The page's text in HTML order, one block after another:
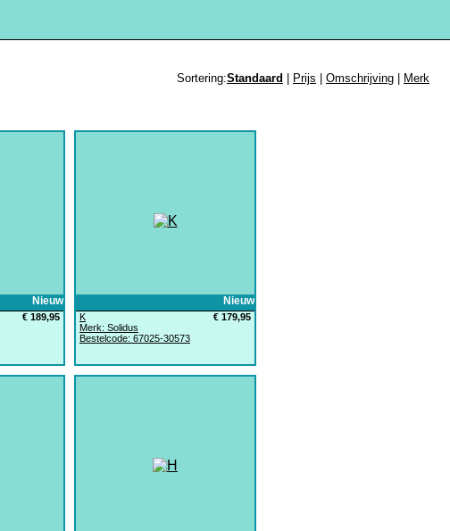
Sortering:Standaard Prijs Omschrijving Merk
Nieuw
€ 189,95
Nieuw
€ 179,95
K
Merk: Solidus
Bestelcode: 67025-30573